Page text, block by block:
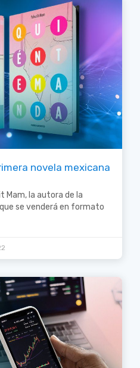
novela mexicana
Mam, la autora de la
se venderá en formato